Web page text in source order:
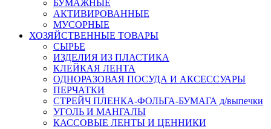
БУМАЖНЫЕ
АКТИВИРОВАННЫЕ
МУСОРНЫЕ
ХОЗЯЙСТВЕННЫЕ ТОВАРЫ
СЫРЬЕ
ИЗДЕЛИЯ ИЗ ПЛАСТИКА
КЛЕЙКАЯ ЛЕНТА
ОДНОРАЗОВАЯ ПОСУДА И АКСЕССУАРЫ
ПЕРЧАТКИ
СТРЕЙЧ ПЛЕНКА-ФОЛЬГА-БУМАГА д/выпечки
УГОЛЬ И МАНГАЛЫ
КАССОВЫЕ ЛЕНТЫ И ЦЕННИКИ